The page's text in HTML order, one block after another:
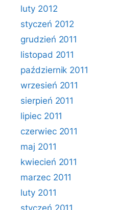
luty 2012
styczeń 2012
grudzień 2011
listopad 2011
październik 2011
wrzesień 2011
sierpień 2011
lipiec 2011
czerwiec 2011
maj 2011
kwiecień 2011
marzec 2011
luty 2011
styczeń 2011